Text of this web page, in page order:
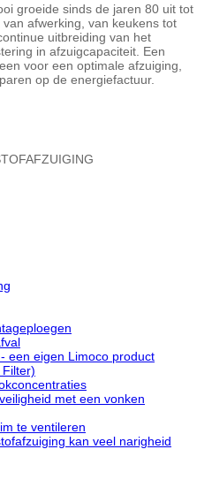
groeide sinds de jaren 80 uit tot
afwerking, van keukens tot
uitbreiding van het
in afzuigcapaciteit. Een
voor een optimale afzuiging,
op de energiefactuur.
een eigen Limoco product
met een vonken
te ventileren
kan veel narigheid